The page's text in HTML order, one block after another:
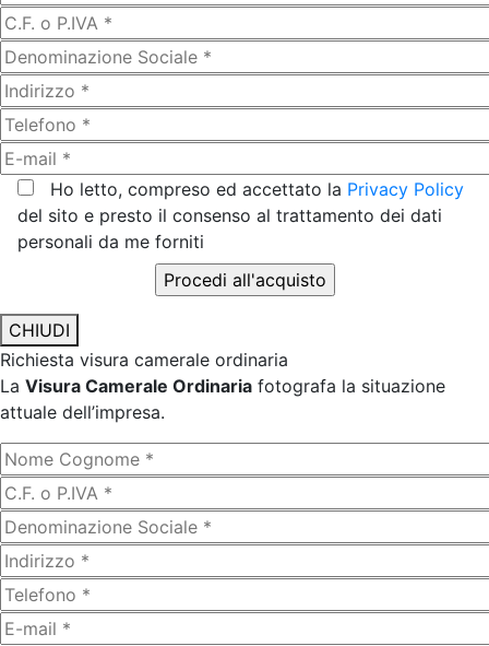
Ho letto, compreso ed accettato la Privacy Policy
del sito e presto il consenso al trattamento dei dati
personali da me forniti
CHIUDI
Richiesta visura camerale ordinaria
La Visura Camerale Ordinaria fotografa la situazione
attuale dell’impresa.